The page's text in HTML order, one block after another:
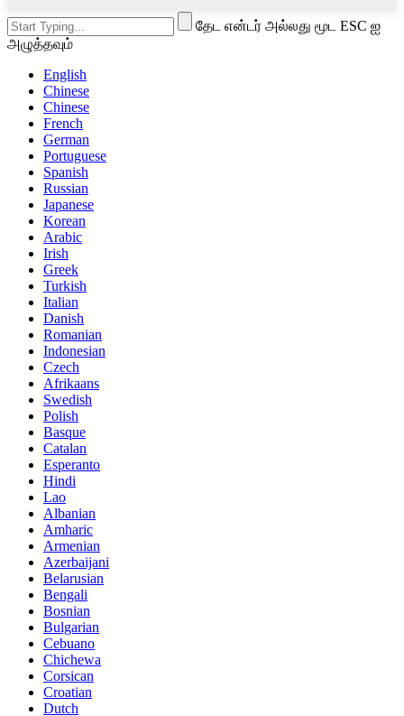
தேட என்டர் அல்லது மூட ESC ஐ
அழுத்தவும்
English
Chinese
Chinese
French
German
Portuguese
Spanish
Russian
Japanese
Korean
Arabic
Irish
Greek
Turkish
Italian
Danish
Romanian
Indonesian
Czech
Afrikaans
Swedish
Polish
Basque
Catalan
Esperanto
Hindi
Lao
Albanian
Amharic
Armenian
Azerbaijani
Belarusian
Bengali
Bosnian
Bulgarian
Cebuano
Chichewa
Corsican
Croatian
Dutch